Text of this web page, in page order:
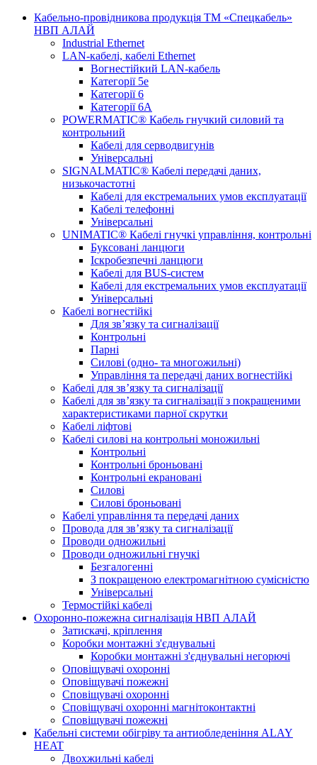
Кабельно-провідникова продукція ТМ «Спецкабель»
НВП АЛАЙ
Industrial Ethernet
LAN-кабелі, кабелі Ethernet
Вогнестійкий LAN-кабель
Категорії 5е
Категорії 6
Категорії 6А
POWERMATIC® Кабель гнучкий силовий та
контрольний
Кабелі для серводвигунів
Універсальні
SIGNALMATIC® Кабелі передачі даних,
низькочастотні
Кабелі для екстремальних умов експлуатації
Кабелі телефонні
Універсальні
UNIMATIC® Кабелі гнучкі управління, контрольні
Буксовані ланцюги
Іскробезпечні ланцюги
Кабелі для BUS-систем
Кабелі для екстремальних умов експлуатації
Універсальні
Кабелі вогнестійкі
Для зв’язку та сигналізації
Контрольні
Парні
Силові (одно- та многожильні)
Управління та передачі даних вогнестійкі
Кабелі для зв’язку та сигналізації
Кабелі для зв’язку та сигналізації з покращеними
характеристиками парної скрутки
Кабелі ліфтові
Кабелі силові на контрольні моножильні
Контрольні
Контрольні броньовані
Контрольні екрановані
Силові
Силові броньовані
Кабелі управління та передачі даних
Провода для зв’язку та сигналізації
Проводи одножильні
Проводи одножильні гнучкі
Безгалогенні
З покращеною електромагнітною сумісністю
Універсальні
Термостійкі кабелі
Охоронно-пожежна сигналізація НВП АЛАЙ
Затискачі, кріплення
Коробки монтажні з'єднувальні
Коробки монтажні з'єднувальні негорючі
Оповіщувачі охоронні
Оповіщувачі пожежні
Сповіщувачі охоронні
Сповіщувачі охоронні магнітоконтактні
Сповіщувачі пожежні
Кабельні системи обігріву та антиобледеніння ALAY
HEAT
Двохжильні кабелі